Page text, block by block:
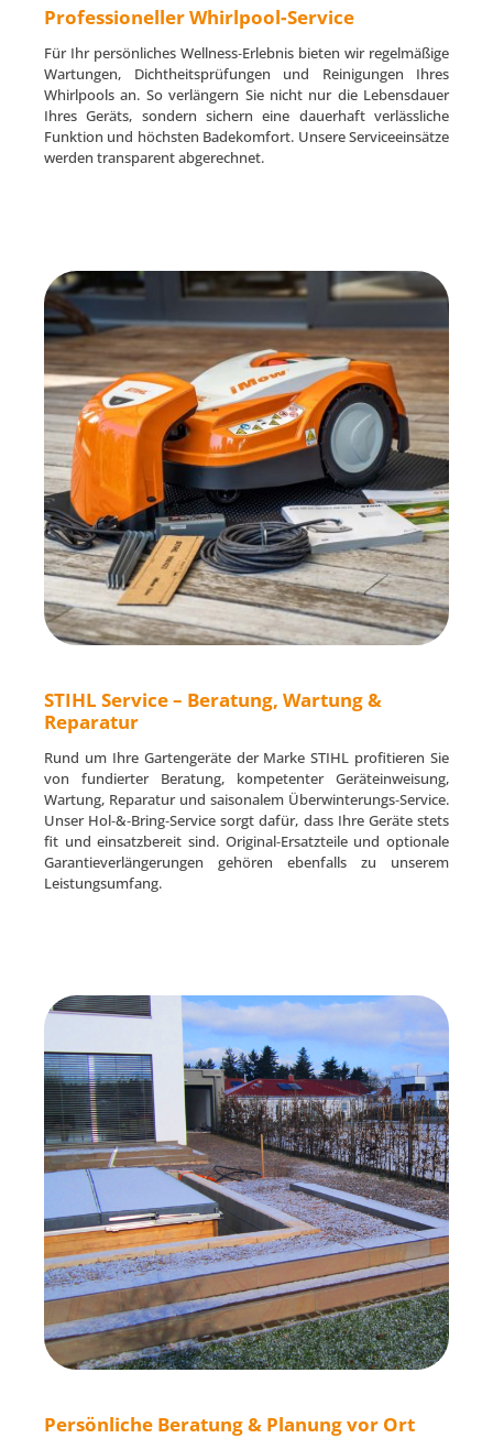
Professioneller Whirlpool‑Service
Für Ihr persönliches Wellness‑Erlebnis bieten wir regelmäßige
Wartungen, Dichtheitsprüfungen und Reinigungen Ihres
Whirlpools an. So verlängern Sie nicht nur die Lebensdauer
Ihres Geräts, sondern sichern eine dauerhaft verlässliche
Funktion und höchsten Badekomfort. Unsere Serviceeinsätze
werden transparent abgerechnet.
STIHL Service – Beratung, Wartung &
Reparatur
Rund um Ihre Gartengeräte der Marke STIHL profitieren Sie
von fundierter Beratung, kompetenter Geräteinweisung,
Wartung, Reparatur und saisonalem Überwinterungs‑Service.
Unser Hol‑&‑Bring‑Service sorgt dafür, dass Ihre Geräte stets
fit und einsatzbereit sind. Original‑Ersatzteile und optionale
Garantieverlängerungen gehören ebenfalls zu unserem
Leistungsumfang.
Persönliche Beratung & Planung vor Ort